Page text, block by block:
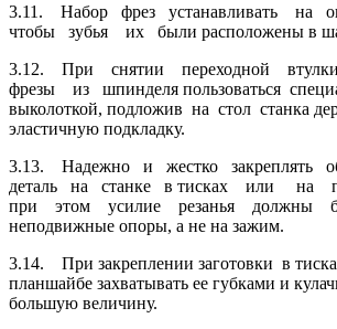
3.11. Набор фрез устанавливать на
чтобы зубья их были расположены в
3.12. При снятии переходной
фрезы из шпинделя пользоваться
выколоткой, подложив на стол станка
эластичную подкладку.
3.13. Надежно и жестко закреплять
деталь на станке в тисках или на
при этом усилие резанья должны
неподвижные опоры, а не на зажим.
3.14. При закреплении заготовки в
планшайбе захватывать ее губками и
большую величину.